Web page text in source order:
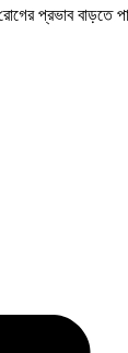
প্রভাব বাড়তে